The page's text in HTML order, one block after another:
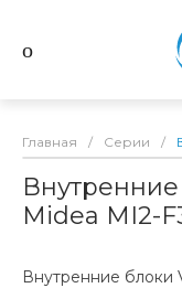
Главная / Серии /
Midea MI2-
Внутренние блоки